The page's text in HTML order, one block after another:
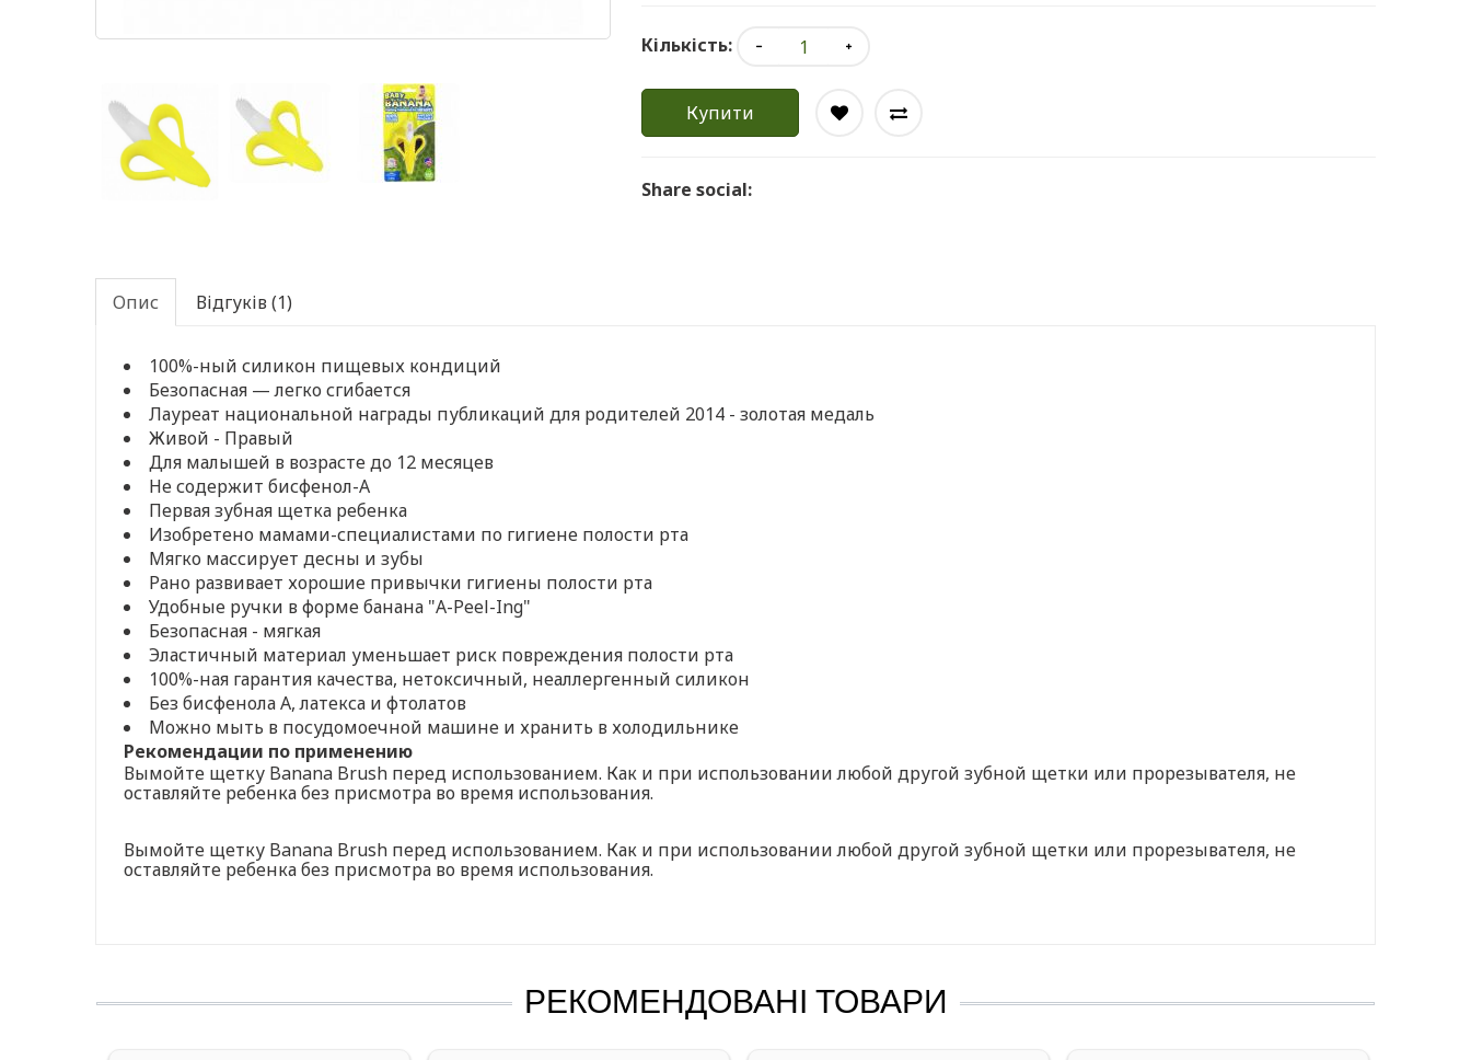
Кількість:
Купити
Share social:
Опис Відгуків (1)
100%-ный силикон пищевых кондиций
Безопасная — легко сгибается
Лауреат национальной награды публикаций для родителей 2014 - золотая медаль
Живой - Правый
Для малышей в возрасте до 12 месяцев
Не содержит бисфенол-А
Первая зубная щетка ребенка
Изобретено мамами-специалистами по гигиене полости рта
Мягко массирует десны и зубы
Рано развивает хорошие привычки гигиены полости рта
Удобные ручки в форме банана "A-Peel-Ing"
Безопасная - мягкая
Эластичный материал уменьшает риск повреждения полости рта
100%-ная гарантия качества, нетоксичный, неаллергенный силикон
Без бисфенола А, латекса и фтолатов
Можно мыть в посудомоечной машине и хранить в холодильнике
Рекомендации по применению
Вымойте щетку Banana Brush перед использованием. Как и при использовании любой другой зубной щетки или прорезывателя, не
оставляйте ребенка без присмотра во время использования.
Вымойте щетку Banana Brush перед использованием. Как и при использовании любой другой зубной щетки или прорезывателя, не
оставляйте ребенка без присмотра во время использования.
РЕКОМЕНДОВАНІ ТОВАРИ